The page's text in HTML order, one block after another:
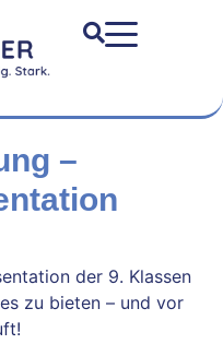
–
der 9. Klassen
zu bieten – und vor